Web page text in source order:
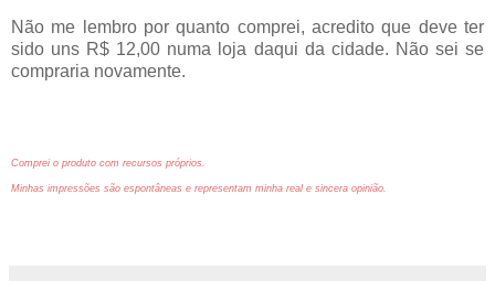
Não me lembro por quanto comprei, acredito que deve ter
sido uns R$ 12,00 numa loja daqui da cidade. Não sei se
compraria novamente.
Comprei o produto com recursos próprios.
Minhas impressões são espontâneas e representam minha real e sincera opinião.